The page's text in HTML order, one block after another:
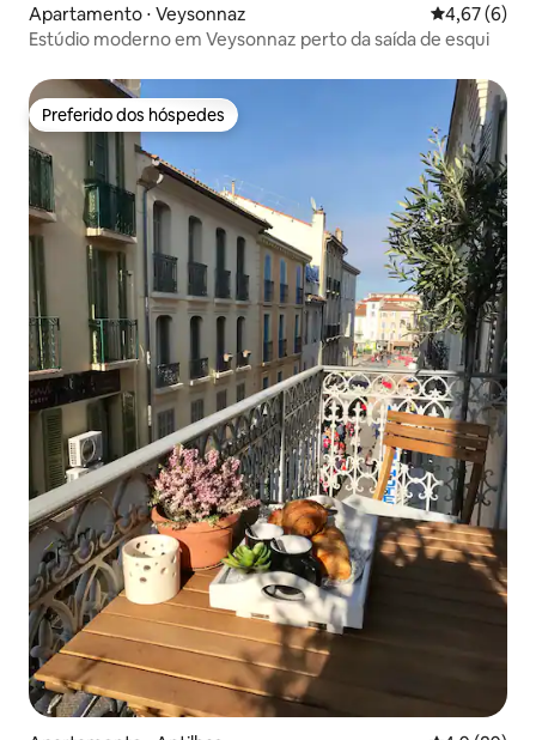
Apartamento ⋅ Veysonnaz 4,67 de uma
4,67 (6)
Estúdio moderno em Veysonnaz perto da saída de esqui
Preferido dos hóspedes
Preferido dos hóspedes